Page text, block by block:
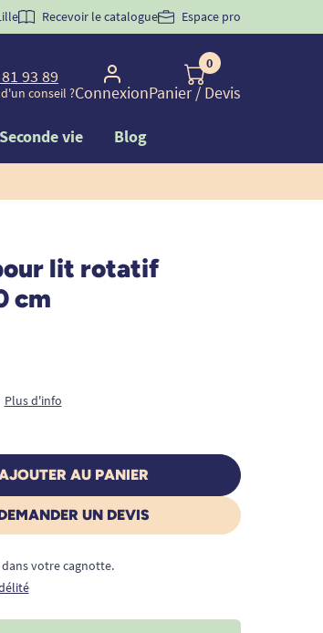
la 1ère commande d'incontinence
Recevoir le catalogue Espace pro
93 89
conseil ?Connexion
0
Panier/ Devis
Seconde vie Blog
lit rotatif
cm
Plus d'info
AU PANIER
UN DEVIS
dans votre cagnotte.